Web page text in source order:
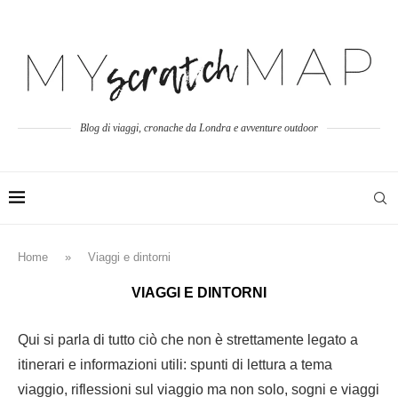
Blog di viaggi, cronache da Londra e avventure outdoor
Home » Viaggi e dintorni
VIAGGI E DINTORNI
Qui si parla di tutto ciò che non è strettamente legato a
itinerari e informazioni utili: spunti di lettura a tema
viaggio, riflessioni sul viaggio ma non solo, sogni e viaggi